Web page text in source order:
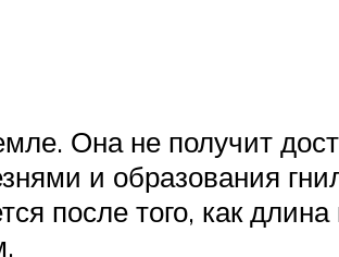
Она не получит
и образования
после того, как